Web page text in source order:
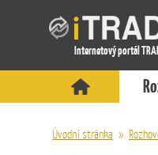
Internetový portál
Úvodní stránka »